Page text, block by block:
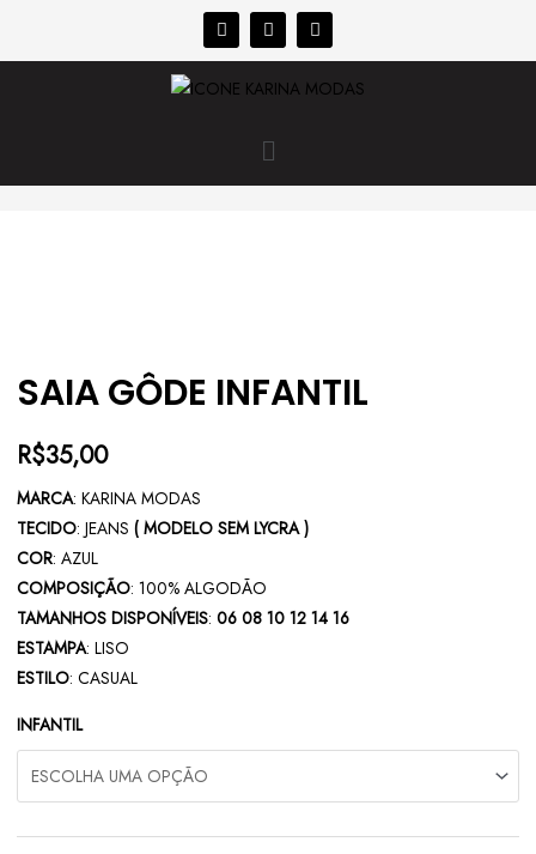
SAIA GÔDE INFANTIL
R$35,00
MARCA: KARINA MODAS
TECIDO: JEANS ( MODELO SEM LYCRA )
COR: AZUL
COMPOSIÇÃO: 100% ALGODÃO
TAMANHOS DISPONÍVEIS: 06 08 10 12 14 16
ESTAMPA: LISO
ESTILO: CASUAL
INFANTIL